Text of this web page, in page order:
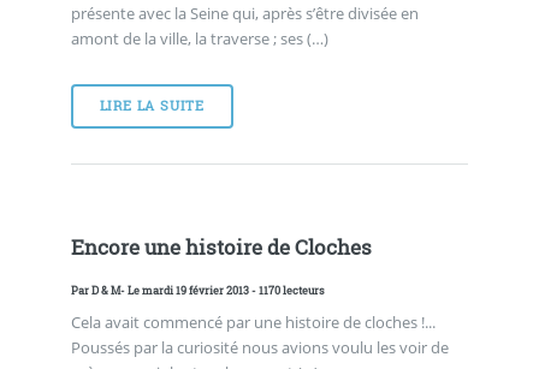
présente avec la Seine qui, après s’être divisée en
amont de la ville, la traverse ; ses (…)
LIRE LA SUITE
Encore une histoire de Cloches
ParD & M- Le mardi 19 février 2013 - 1170 lecteurs
Cela avait commencé par une histoire de cloches !...
Poussés par la curiosité nous avions voulu les voir de